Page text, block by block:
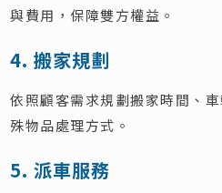
與費用，保障雙方權益。
4. 搬家規劃
依照顧客需求規劃搬家時間、
殊物品處理方式。
5. 派車服務